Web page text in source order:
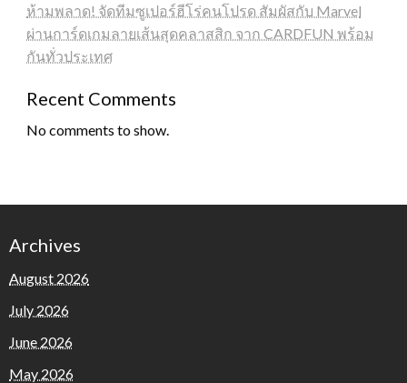
ห้ามพลาด! จัดทีมซูเปอร์ฮีโร่คนโปรด สัมผัสกับ Marvel
ผ่านการ์ดเกมลายเส้นสุดคลาสสิก จาก CARDFUN พร้อม
กันทั่วประเทศ
Recent Comments
No comments to show.
Archives
August 2026
July 2026
June 2026
May 2026